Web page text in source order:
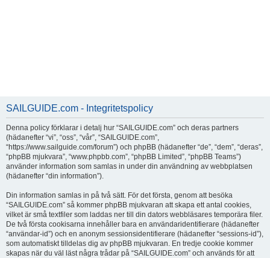
SAILGUIDE.com - Integritetspolicy
Denna policy förklarar i detalj hur “SAILGUIDE.com” och deras partners
(hädanefter “vi”, “oss”, “vår”, “SAILGUIDE.com”,
“https://www.sailguide.com/forum”) och phpBB (hädanefter “de”, “dem”, “deras”,
“phpBB mjukvara”, “www.phpbb.com”, “phpBB Limited”, “phpBB Teams”)
använder information som samlas in under din användning av webbplatsen
(hädanefter “din information”).
Din information samlas in på två sätt. För det första, genom att besöka
“SAILGUIDE.com” så kommer phpBB mjukvaran att skapa ett antal cookies,
vilket är små textfiler som laddas ner till din dators webbläsares temporära filer.
De två första cookisarna innehåller bara en användaridentifierare (hädanefter
“användar-id”) och en anonym sessionsidentifierare (hädanefter “sessions-id”),
som automatiskt tilldelas dig av phpBB mjukvaran. En tredje cookie kommer
skapas när du väl läst några trådar på “SAILGUIDE.com” och används för att